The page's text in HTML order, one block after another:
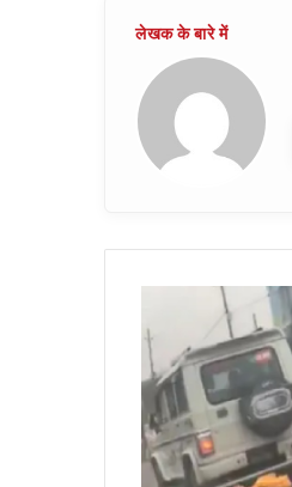
घर
लौट
बाइक
सवार
को